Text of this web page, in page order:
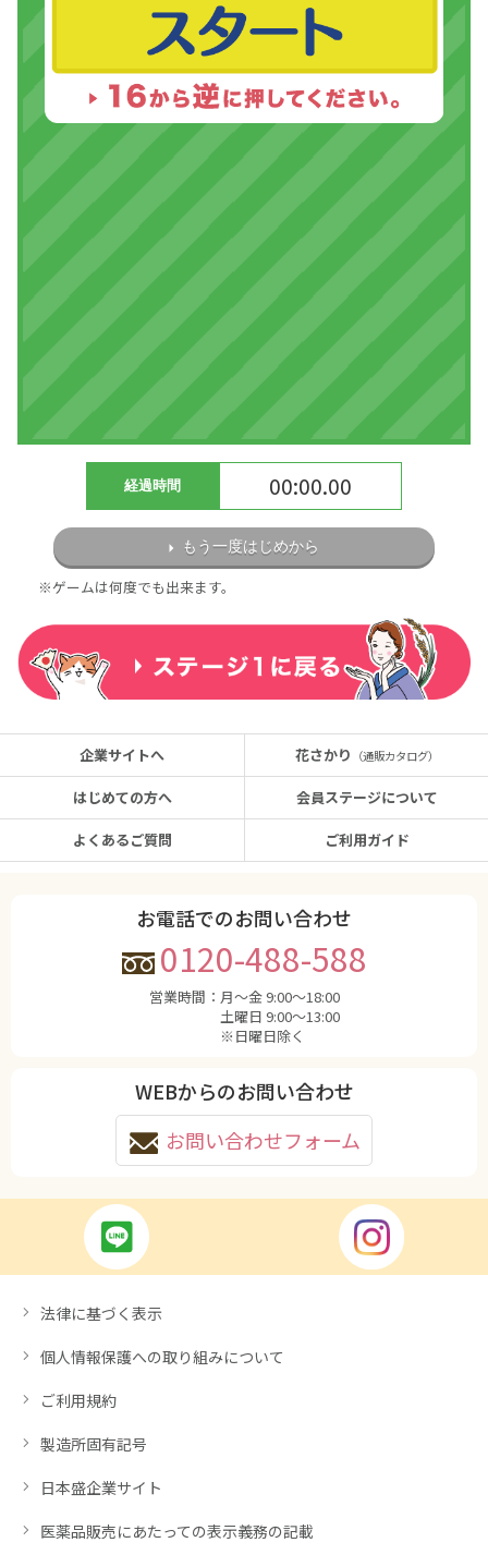
経過時間 00:00.00
もう一度はじめから
※ゲームは何度でも出来ます。
企業サイトへ
はじめての方へ
よくあるご質問
花さかり （通販カタログ）
会員ステージについて
ご利用ガイド
お電話でのお問い合わせ
0120-488-588
営業時間： 月〜金 9:00〜18:00
土曜日 9:00〜13:00
※日曜日除く
WEBからのお問い合わせ
お問い合わせフォーム
法律に基づく表示
個人情報保護への取り組みについて
ご利用規約
製造所固有記号
日本盛企業サイト
医薬品販売にあたっての表示義務の記載